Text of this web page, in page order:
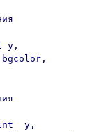
y,
y,